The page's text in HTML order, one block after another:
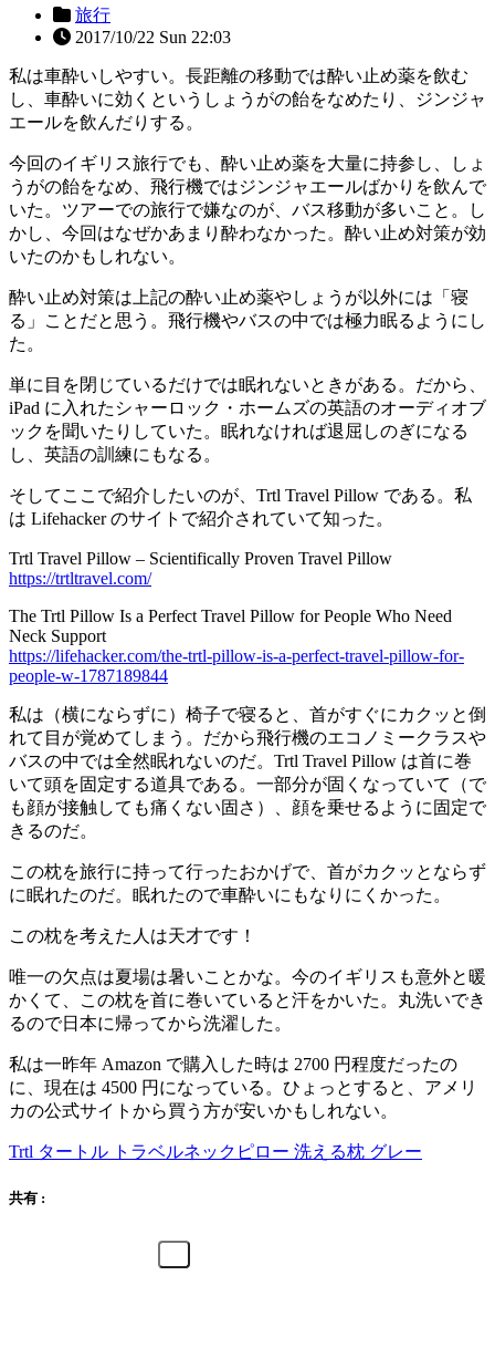
旅行
2017/10/22 Sun 22:03
私は車酔いしやすい。長距離の移動では酔い止め薬を飲む
し、車酔いに効くというしょうがの飴をなめたり、ジンジャ
エールを飲んだりする。
今回のイギリス旅行でも、酔い止め薬を大量に持参し、しょ
うがの飴をなめ、飛行機ではジンジャエールばかりを飲んで
いた。ツアーでの旅行で嫌なのが、バス移動が多いこと。し
かし、今回はなぜかあまり酔わなかった。酔い止め対策が効
いたのかもしれない。
酔い止め対策は上記の酔い止め薬やしょうが以外には「寝
る」ことだと思う。飛行機やバスの中では極力眠るようにし
た。
単に目を閉じているだけでは眠れないときがある。だから、
iPad に入れたシャーロック・ホームズの英語のオーディオブ
ックを聞いたりしていた。眠れなければ退屈しのぎになる
し、英語の訓練にもなる。
そしてここで紹介したいのが、Trtl Travel Pillow である。私
は Lifehacker のサイトで紹介されていて知った。
Trtl Travel Pillow – Scientifically Proven Travel Pillow
https://trtltravel.com/
The Trtl Pillow Is a Perfect Travel Pillow for People Who Need
Neck Support
https://lifehacker.com/the-trtl-pillow-is-a-perfect-travel-pillow-for-
people-w-1787189844
私は（横にならずに）椅子で寝ると、首がすぐにカクッと倒
れて目が覚めてしまう。だから飛行機のエコノミークラスや
バスの中では全然眠れないのだ。Trtl Travel Pillow は首に巻
いて頭を固定する道具である。一部分が固くなっていて（で
も顔が接触しても痛くない固さ）、顔を乗せるように固定で
きるのだ。
この枕を旅行に持って行ったおかげで、首がカクッとならず
に眠れたのだ。眠れたので車酔いにもなりにくかった。
この枕を考えた人は天才です！
唯一の欠点は夏場は暑いことかな。今のイギリスも意外と暖
かくて、この枕を首に巻いていると汗をかいた。丸洗いでき
るので日本に帰ってから洗濯した。
私は一昨年 Amazon で購入した時は 2700 円程度だったの
に、現在は 4500 円になっている。ひょっとすると、アメリ
カの公式サイトから買う方が安いかもしれない。
Trtl タートル トラベルネックピロー 洗える枕 グレー
共有 :